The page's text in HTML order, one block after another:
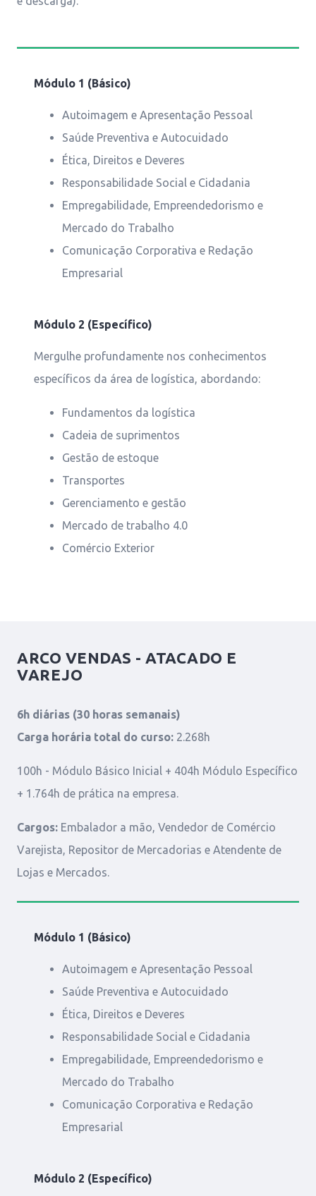
Módulo 1 (Básico)
Autoimagem e Apresentação Pessoal
Saúde Preventiva e Autocuidado
Ética, Direitos e Deveres
Responsabilidade Social e Cidadania
Empregabilidade, Empreendedorismo e
Mercado do Trabalho
Comunicação Corporativa e Redação
Empresarial
Módulo 2 (Específico)
Mergulhe profundamente nos conhecimentos
específicos da área de logística, abordando:
Fundamentos da logística
Cadeia de suprimentos
⁠Gestão de estoque
⁠Transportes
Gerenciamento e gestão
Mercado de trabalho 4.0
Comércio Exterior
ARCO VENDAS - ATACADO E
VAREJO
6h diárias (30 horas semanais)
Carga horária total do curso: 2.268h
100h - Módulo Básico Inicial + 404h Módulo Específico
+ 1.764h de prática na empresa.
Cargos: Embalador a mão, Vendedor de Comércio
Varejista, Repositor de Mercadorias e Atendente de
Lojas e Mercados.
Módulo 1 (Básico)
Autoimagem e Apresentação Pessoal
Saúde Preventiva e Autocuidado
Ética, Direitos e Deveres
Responsabilidade Social e Cidadania
Empregabilidade, Empreendedorismo e
Mercado do Trabalho
Comunicação Corporativa e Redação
Empresarial
Módulo 2 (Específico)